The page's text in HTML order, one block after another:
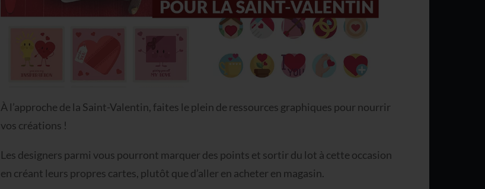
À l’approche de la Saint-Valentin, faites le plein de ressources graphiques pour nourrir
vos créations !
Les designers parmi vous pourront marquer des points et sortir du lot à cette occasion
en créant leurs propres cartes, plutôt que d’aller en acheter en magasin.